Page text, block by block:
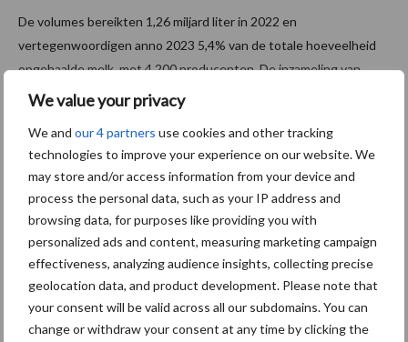
We value your privacy
We and our 4 partners use cookies and other tracking
technologies to improve your experience on our website. We
may store and/or access information from your device and
process the personal data, such as your IP address and
browsing data, for purposes like providing you with
personalized ads and content, measuring marketing campaign
effectiveness, analyzing audience insights, collecting precise
geolocation data, and product development. Please note that
your consent will be valid across all our subdomains. You can
change or withdraw your consent at any time by clicking the
De volumes bereikten 1,26 miljard liter in 2022 en
vertegenwoordigen anno 2023 5,4% van de totale hoeveelheid
opgehaalde melk, met 4.200 producenten. De inzameling van
biologische melk stijgt (+2.7% in 2022) terwijl er niet genoeg
De meeste melkveebedrijven hebben nieuwe omschakelingen
een halt toegeroepen, maar een aantal nieuwe biologische
melkboeren zou hun omschakeling eerste helft 2023 nog moeten
afronden.
Als gevolg hiervan wordt, volgens de CNIEL (Nationaal
Interprofessioneel Centrum voor de Zuiveleconomie), nu één
liter biologische melk op de drie afgewaardeerd en verkocht als
conventionele melk. En het is nog niet voorbij. De downgrade zou